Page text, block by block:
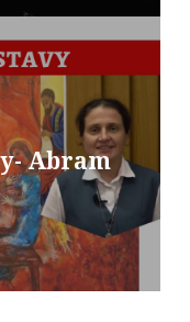
Abram